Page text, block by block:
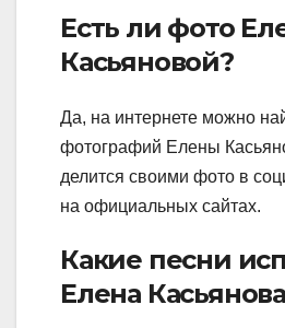
Есть ли фото
Касьяновой?
Да, на интернете можно
фотографий Елены
делится своими фото в
на официальных сайтах.
Какие песни
Елена